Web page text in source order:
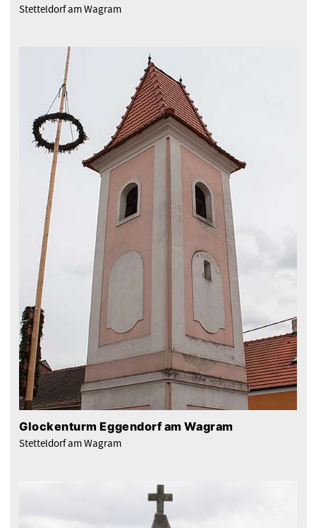
Stetteldorf am Wagram
Glockenturm Eggendorf am Wagram
Stetteldorf am Wagram